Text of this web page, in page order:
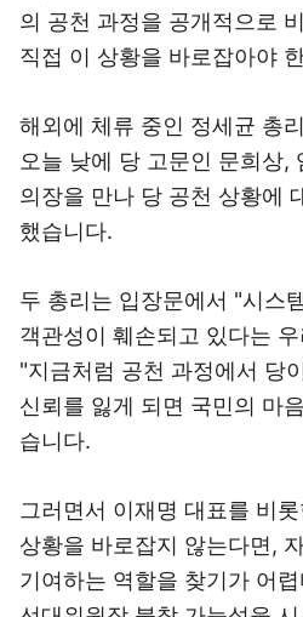
의 공천 과정을 공개적으로
직접 이 상황을 바로잡아야
해외에 체류 중인 정세균 총
오늘 낮에 당 고문인 문희상,
의장을 만나 당 공천 상황에
했습니다.
두 총리는 입장문에서 "시스
객관성이 훼손되고 있다는
"지금처럼 공천 과정에서 당
신뢰를 잃게 되면 국민의 마
습니다.
그러면서 이재명 대표를 비
상황을 바로잡지 않는다면,
기여하는 역할을 찾기가 어